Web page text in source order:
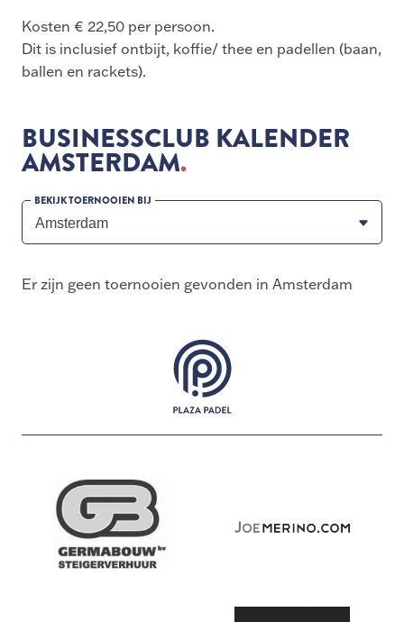
Kosten € 22,50 per persoon.
Dit is inclusief ontbijt, koffie/ thee en padellen (baan,
ballen en rackets).
BUSINESSCLUB KALENDER
AMSTERDAM
BEKIJK TOERNOOIEN BIJ
Er zijn geen toernooien gevonden in Amsterdam